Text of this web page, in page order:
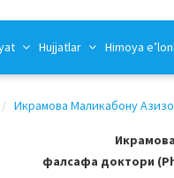
Hujjatlar Himoya
Икрамова Маликабону
фалсафа доктори